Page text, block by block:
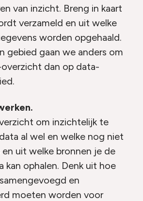
van inzicht. Breng in kaart
verzameld en uit welke
worden opgehaald.
gebied gaan we anders om
dan op data-
om inzichtelijk te
al wel en welke nog niet
en uit welke bronnen je de
kan ophalen. Denk uit hoe
en
moeten worden voor